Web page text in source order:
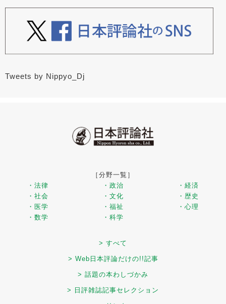
Tweets by Nippyo_Dj
［分野一覧］
・法律
・政治
・経済
・社会
・文化
・歴史
・医学
・福祉
・心理
・数学
・科学
> すべて
> Web日本評論だけの!!記事
> 話題の本わしづかみ
> 日評雑誌記事セレクション